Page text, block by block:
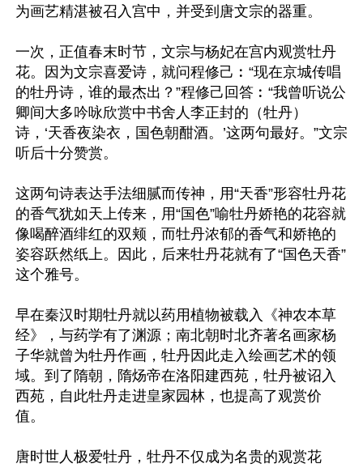
为画艺精湛被召入宫中，并受到唐文宗的器重。
一次，正值春末时节，文宗与杨妃在宫内观赏牡丹
花。因为文宗喜爱诗，就问程修己︰“现在京城传唱
的牡丹诗，谁的最杰出？”程修己回答︰“我曾听说公
卿间大多吟咏欣赏中书舍人李正封的（牡丹）
诗，‘天香夜染衣，国色朝酣酒。’这两句最好。”文宗
听后十分赞赏。
这两句诗表达手法细腻而传神，用“天香”形容牡丹花
的香气犹如天上传来，用“国色”喻牡丹娇艳的花容就
像喝醉酒绯红的双颊，而牡丹浓郁的香气和娇艳的
姿容跃然纸上。因此，后来牡丹花就有了“国色天香”
这个雅号。
早在秦汉时期牡丹就以药用植物被载入《神农本草
经》，与药学有了渊源；南北朝时北齐著名画家杨
子华就曾为牡丹作画，牡丹因此走入绘画艺术的领
域。到了隋朝，隋炀帝在洛阳建西苑，牡丹被诏入
西苑，自此牡丹走进皇家园林，也提高了观赏价
值。
唐时世人极爱牡丹，牡丹不仅成为名贵的观赏花